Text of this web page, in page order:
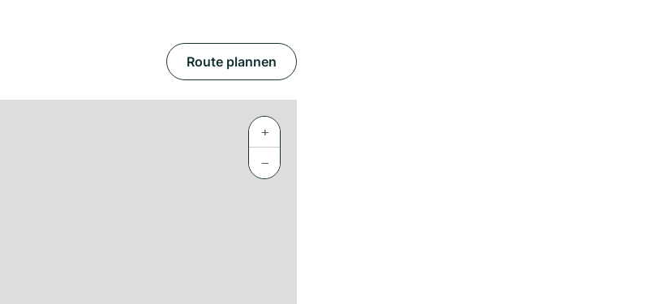
Route plannen
+
−